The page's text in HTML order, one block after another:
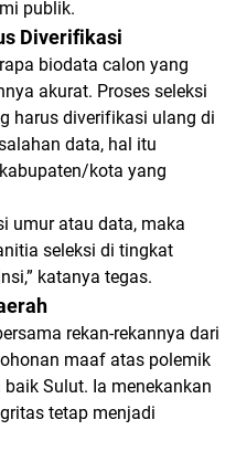
publik.
Diverifikasi
biodata calon yang
akurat. Proses seleksi
harus diverifikasi ulang di
data, hal itu
kota yang
umur atau data, maka
seleksi di tingkat
katanya tegas.
rekan-rekannya dari
maaf atas polemik
Sulut. Ia menekankan
tetap menjadi